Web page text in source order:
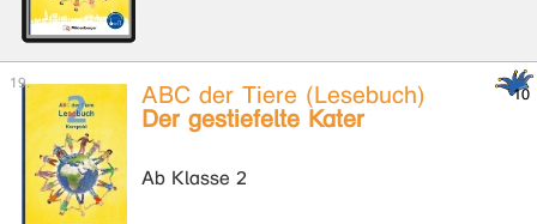
ABC der Tiere (Lesebuch)
Der gestiefelte Kater
Ab Klasse 2